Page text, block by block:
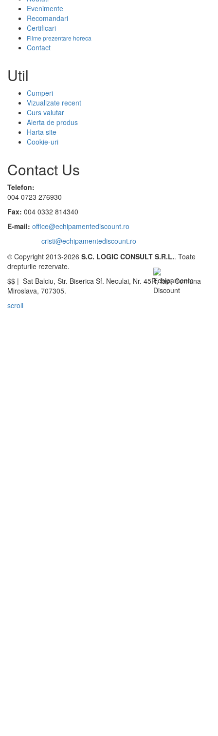
Evenimente
Recomandari
Certificari
Filme prezentare horeca
Contact
Util
Cumperi
Vizualizate recent
Curs valutar
Alerta de produs
Harta site
Cookie-uri
Contact Us
Telefon:
004 0723 276930
Fax: 004 0332 814340
E-mail: office@echipamentediscount.ro
cristi@echipamentediscount.ro
© Copyright 2013-2026 S.C. LOGIC CONSULT S.R.L.. Toate
drepturile rezervate.
$$ | Sat Balciu, Str. Biserica Sf. Neculai, Nr. 45R,Iasi,Comuna
Miroslava, 707305.
scroll